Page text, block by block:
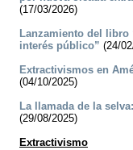
(17/03/2026)
Lanzamiento del libro
interés público” (24/
Extractivismos en
(04/10/2025)
La llamada de la
(29/08/2025)
Extractivismo